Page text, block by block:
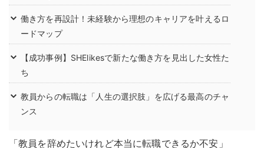
働き方を再設計！未経験から理想のキャリアを叶えるロ
ードマップ
【成功事例】SHElikesで新たな働き方を見出した女性た
ち
教員からの転職は「人生の選択肢」を広げる最高のチャ
ンス
「教員を辞めたいけれど本当に転職できるか不安」